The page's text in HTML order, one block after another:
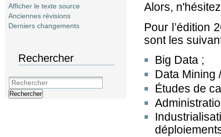
Afficher le texte source
Anciennes révisions
Derniers changements
Rechercher
Rechercher
Alors,
Pour l’édition
sont les
Big Data ;
Data Mining
Études de